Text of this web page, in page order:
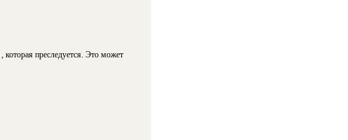
, которая преследуется. Это может